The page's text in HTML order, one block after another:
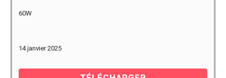
60W
14 janvier 2025